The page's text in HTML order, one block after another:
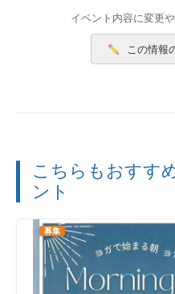
イベント内容に変更
この情報
こちらもおすす
ント
募集